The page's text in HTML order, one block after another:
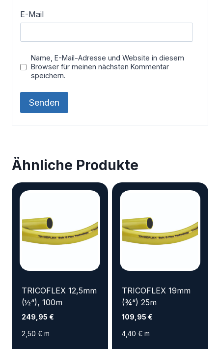
E-Mail
Name, E-Mail-Adresse und Website in diesem
Browser für meinen nächsten Kommentar
speichern.
Ähnliche Produkte
TRICOFLEX 12,5mm
(½“), 100m
249,95 €
2,50 € m
TRICOFLEX 19mm
(¾“) 25m
109,95 €
4,40 € m